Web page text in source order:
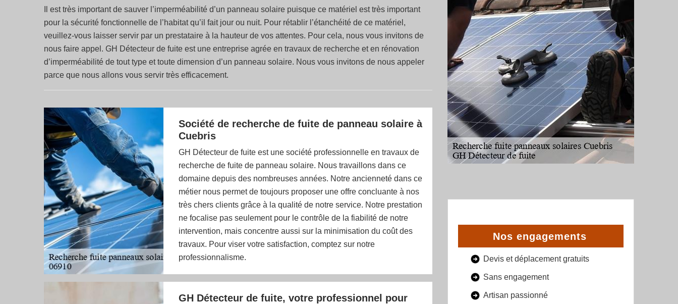
Il est très important de sauver l’imperméabilité d’un panneau solaire puisque ce matériel est très important
pour la sécurité fonctionnelle de l’habitat qu’il fait jour ou nuit. Pour rétablir l’étanchéité de ce matériel,
veuillez-vous laisser servir par un prestataire à la hauteur de vos attentes. Pour cela, nous vous invitons de
nous faire appel. GH Détecteur de fuite est une entreprise agrée en travaux de recherche et en rénovation
d’imperméabilité de tout type et toute dimension d’un panneau solaire. Nous vous invitons de nous appeler
parce que nous allons vous servir très efficacement.
Société de recherche de fuite de panneau solaire à
Cuebris
GH Détecteur de fuite est une société professionnelle en travaux de
recherche de fuite de panneau solaire. Nous travaillons dans ce
domaine depuis des nombreuses années. Notre ancienneté dans ce
métier nous permet de toujours proposer une offre concluante à nos
très chers clients grâce à la qualité de notre service. Notre prestation
ne focalise pas seulement pour le contrôle de la fiabilité de notre
intervention, mais concentre aussi sur la minimisation du coût des
travaux. Pour viser votre satisfaction, comptez sur notre
professionnalisme.
GH Détecteur de fuite, votre professionnel pour
Nos engagements
Devis et déplacement gratuits
Sans engagement
Artisan passionné